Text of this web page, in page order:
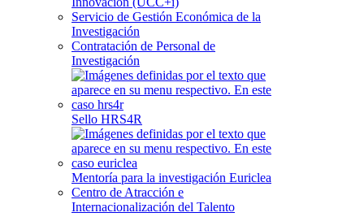
Servicio de Gestión Económica de la
Investigación
Contratación de Personal de
Investigación
Sello HRS4R
Mentoría para la investigación Euriclea
Centro de Atracción e
Internacionalización del Talento